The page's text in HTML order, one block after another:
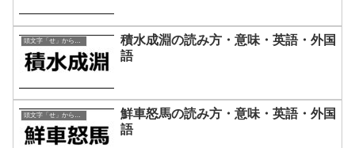
頭文字「せ」から始まる四字熟語
積水成淵の読み方・意味・英語・外国
語
頭文字「せ」から始まる四字熟語
鮮車怒馬の読み方・意味・英語・外国
語